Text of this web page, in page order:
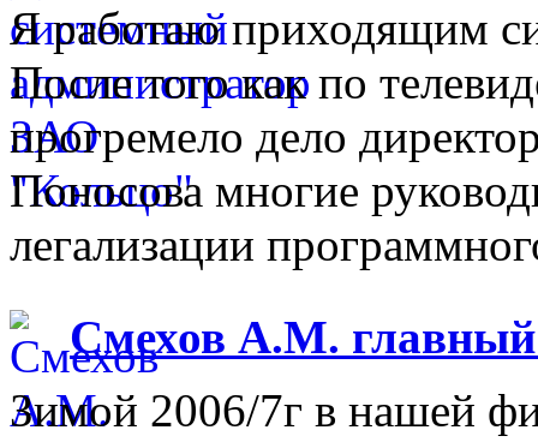
Я работаю приходящим
После того как по
прогремело дело
Поносова многие
легализации
Смехов А.М.
Зимой 2006/7г в нашей